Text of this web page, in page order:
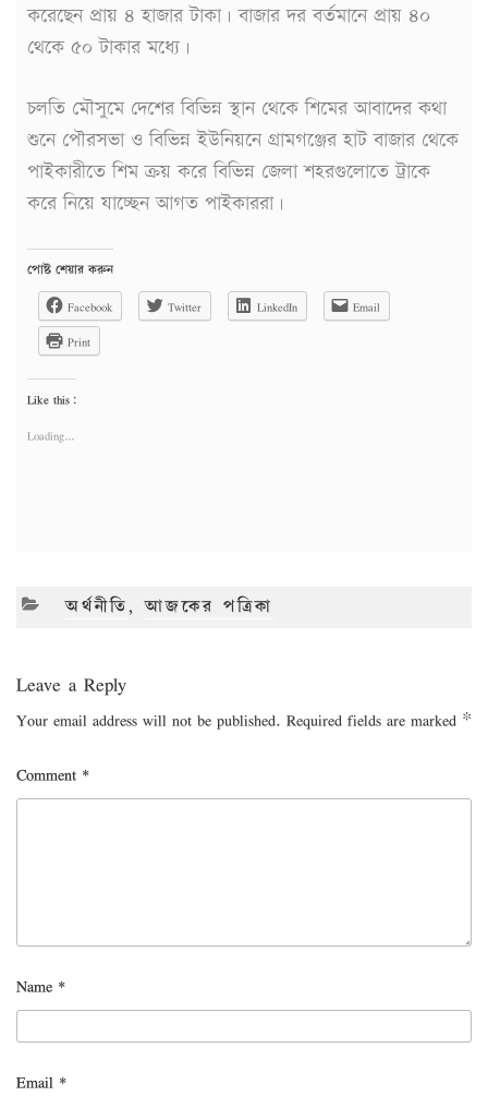
করেছেন প্রায় ৪ হাজার টাকা। বাজার দর বর্তমানে প্রায় ৪০
থেকে ৫০ টাকার মধ্যে।
চলতি মৌসুমে দেশের বিভিন্ন স্থান থেকে শিমের আবাদের কথা
শুনে পৌরসভা ও বিভিন্ন ইউনিয়নে গ্রামগঞ্জের হাট বাজার থেকে
পাইকারীতে শিম ক্রয় করে বিভিন্ন জেলা শহরগুলোতে ট্রাকে
করে নিয়ে যাচ্ছেন আগত পাইকাররা।
পোষ্ট শেয়ার করুন
Facebook
Twitter LinkedIn
Email
Print
Like this:
Loading...
CATEGORIES
অর্থনীতি,আজকের পত্রিকা
Leave a Reply
Your email address will not be published. Required fields are marked *
Comment *
Name *
Email *